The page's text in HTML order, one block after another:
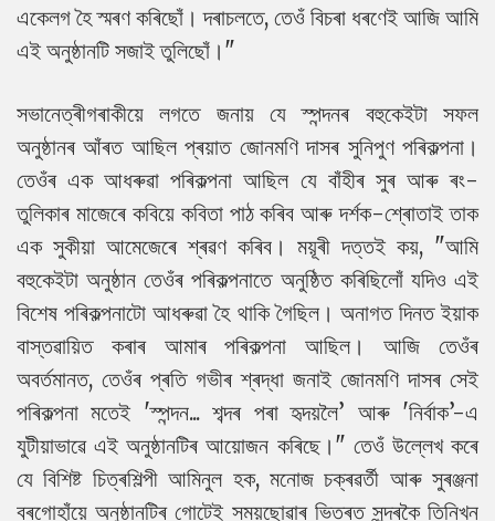
একেলগ হৈ স্মৰণ কৰিছোঁ। দৰাচলতে, তেওঁ বিচৰা ধৰণেই আজি আমি
এই অনুষ্ঠানটি সজাই তুলিছোঁ।"
সভানেত্ৰীগৰাকীয়ে লগতে জনায় যে স্পন্দনৰ বহুকেইটা সফল
অনুষ্ঠানৰ আঁৰত আছিল প্ৰয়াত জোনমণি দাসৰ সুনিপুণ পৰিকল্পনা।
তেওঁৰ এক আধৰুৱা পৰিকল্পনা আছিল যে বাঁহীৰ সুৰ আৰু ৰং-
তুলিকাৰ মাজেৰে কবিয়ে কবিতা পাঠ কৰিব আৰু দৰ্শক-শ্ৰোতাই তাক
এক সুকীয়া আমেজেৰে শ্ৰৱণ কৰিব। ময়ূৰী দত্তই কয়, "আমি
বহুকেইটা অনুষ্ঠান তেওঁৰ পৰিকল্পনাতে অনুষ্ঠিত কৰিছিলোঁ যদিও এই
বিশেষ পৰিকল্পনাটো আধৰুৱা হৈ থাকি গৈছিল। অনাগত দিনত ইয়াক
বাস্তৱায়িত কৰাৰ আমাৰ পৰিকল্পনা আছিল। আজি তেওঁৰ
অবৰ্তমানত, তেওঁৰ প্ৰতি গভীৰ শ্ৰদ্ধা জনাই জোনমণি দাসৰ সেই
পৰিকল্পনা মতেই 'স্পন্দন... শব্দৰ পৰা হৃদয়লৈ’ আৰু 'নিৰ্বাক’-এ
যুটীয়াভাৱে এই অনুষ্ঠানটিৰ আয়োজন কৰিছে।" তেওঁ উল্লেখ কৰে
যে বিশিষ্ট চিত্ৰশিল্পী আমিনুল হক, মনোজ চক্ৰৱৰ্তী আৰু সুৰঞ্জনা
বৰগোহাঁয়ে অনুষ্ঠানটিৰ গোটেই সময়ছোৱাৰ ভিতৰত সুন্দৰকৈ তিনিখন